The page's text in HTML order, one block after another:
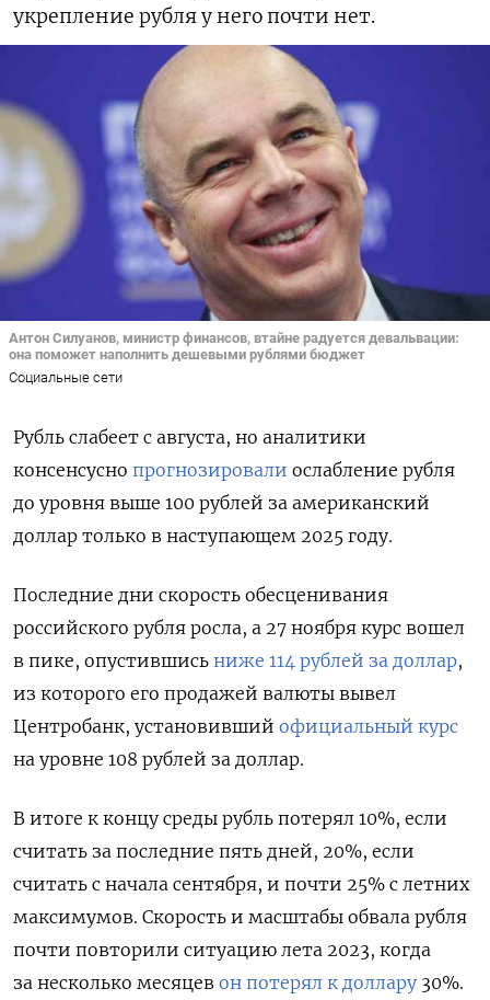
укрепление рубля у него почти нет.
Антон Силуанов, министр финансов, втайне радуется девальвации:
она поможет наполнить дешевыми рублями бюджет
Социальные сети
Рубль слабеет с августа, но аналитики
консенсусно прогнозировали ослабление рубля
до уровня выше 100 рублей за американский
доллар только в наступающем 2025 году.
Последние дни скорость обесценивания
российского рубля росла, а 27 ноября курс вошел
в пике, опустившись ниже 114 рублей за доллар,
из которого его продажей валюты вывел
Центробанк, установивший официальный курс
на уровне 108 рублей за доллар.
В итоге к концу среды рубль потерял 10%, если
считать за последние пять дней, 20%, если
считать с начала сентября, и почти 25% с летних
максимумов. Скорость и масштабы обвала рубля
почти повторили ситуацию лета 2023, когда
за несколько месяцев он потерял к доллару 30%.